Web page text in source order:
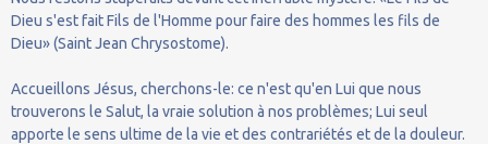
Dieu s'est fait Fils de l'Homme pour faire des hommes les fils de
Dieu» (Saint Jean Chrysostome).
Accueillons Jésus, cherchons-le: ce n'est qu'en Lui que nous
trouverons le Salut, la vraie solution à nos problèmes; Lui seul
apporte le sens ultime de la vie et des contrariétés et de la douleur.